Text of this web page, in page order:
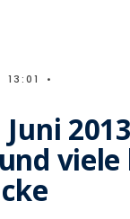
13:01 •
viele